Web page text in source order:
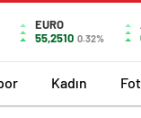
EURO
55,2510 0.32%
Kadın